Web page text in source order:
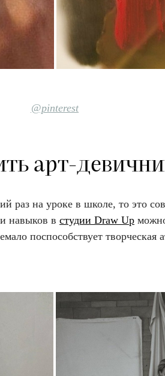
@pinterest
арт-
раз на уроке в школе, то это
навыков в cтудии Draw Up
поспособствует творческая